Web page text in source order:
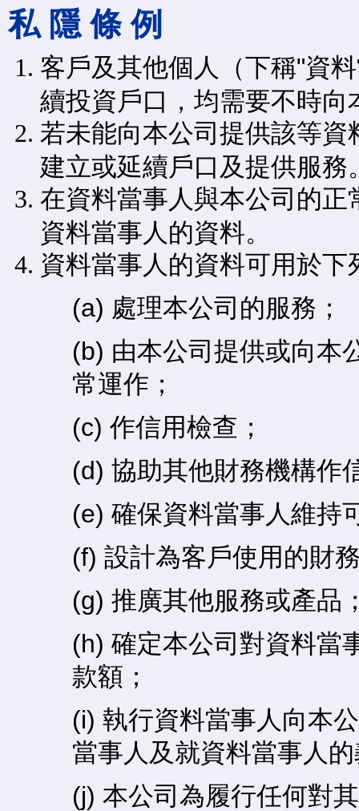
私 隱 條 例
客戶及其他個人（下稱"資
續投資戶口，均需要不時
若未能向本公司提供該等
建立或延續戶口及提供服務
在資料當事人與本公司的
資料當事人的資料。
資料當事人的資料可用於下
(a) 處理本公司的服務；
(b) 由本公司提供或向本
常運作；
(c) 作信用檢查；
(d) 協助其他財務機構作
(e) 確保資料當事人維持
(f) 設計為客戶使用的財
(g) 推廣其他服務或產品
(h) 確定本公司對資料當
款額；
(i) 執行資料當事人向本
當事人及就資料當事人
(j) 本公司為履行任何對